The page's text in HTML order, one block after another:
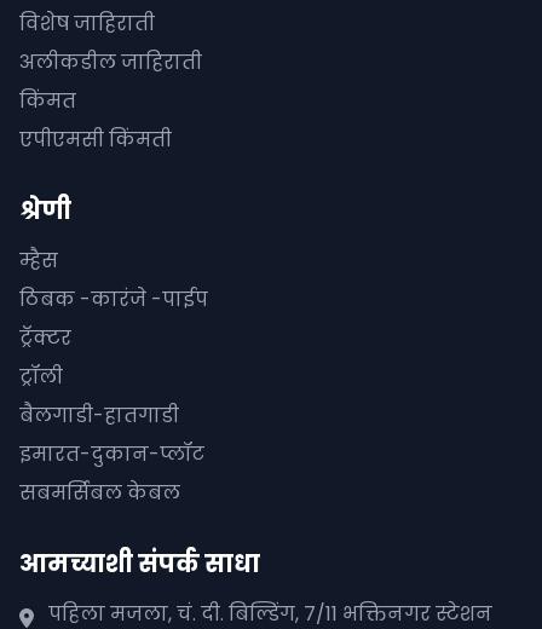
विशेष जाहिराती
अलीकडील जाहिराती
किंमत
एपीएमसी किंमती
श्रेणी
म्हैस
ठिबक -कारंजे -पाईप
ट्रॅक्टर
ट्रॉली
बैलगाडी-हातगाडी
इमारत-दुकान-प्लॉट
सबमर्सिबल केबल
आमच्याशी संपर्क साधा
पहिला मजला, चं. दी. बिल्डिंग, 7/11 भक्तिनगर स्टेशन